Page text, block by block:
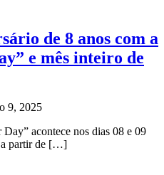
de 8 anos com a
e mês inteiro de
9, 2025
acontece nos dias 08 e 09
a partir de […]